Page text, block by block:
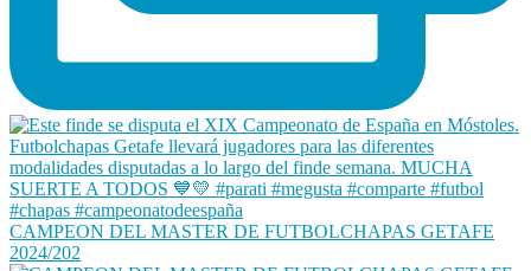
CAMPEON DEL MASTER DE FUTBOLCHAPAS GETAFE
2024/202